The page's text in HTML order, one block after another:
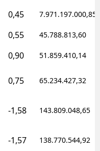
0,45 7.971.197.000,85
0,55 45.788.813,60
0,90 51.859.410,14
0,75 65.234.427,32
-1,58 143.809.048,65
-1,57 138.770.544,92